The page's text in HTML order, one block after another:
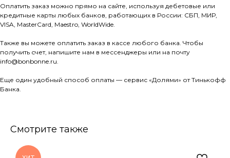
Оплатить заказ можно прямо на сайте, используя дебетовые или
кредитные карты любых банков, работающих в России: СБП, МИР,
VISA, MasterCard, Maestro, WorldWide.
Также вы можете оплатить заказ в кассе любого банка. Чтобы
получить счет, напишите нам в мессенджеры или на почту
info@bonbonne.ru.
Еще один удобный способ оплаты — сервис «Долями» от Тинькофф
Банка.
Смотрите также